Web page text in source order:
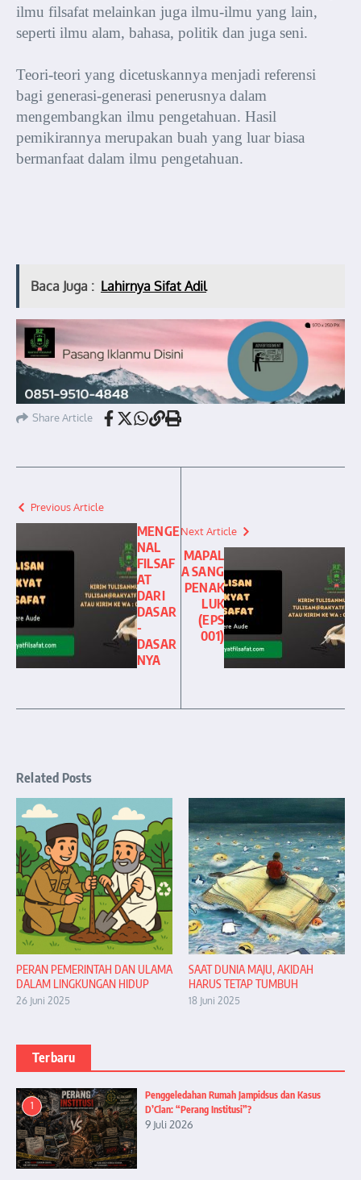
ilmu filsafat melainkan juga ilmu-ilmu yang lain,
seperti ilmu alam, bahasa, politik dan juga seni.
Teori-teori yang dicetuskannya menjadi referensi
bagi generasi-generasi penerusnya dalam
mengembangkan ilmu pengetahuan. Hasil
pemikirannya merupakan buah yang luar biasa
bermanfaat dalam ilmu pengetahuan.
Baca Juga : Lahirnya Sifat Adil
Share Article
Previous Article
MENGE
NAL
FILSAF
AT
DARI
DASAR
-
DASAR
NYA
Next Article
MAPAL
A SANG
PENAK
LUK
(EPS
001)
Related Posts
PERAN PEMERINTAH DAN ULAMA
DALAM LINGKUNGAN HIDUP
26 Juni 2025
SAAT DUNIA MAJU, AKIDAH
HARUS TETAP TUMBUH
18 Juni 2025
Terbaru
1
Penggeledahan Rumah Jampidsus dan Kasus
D’Clan: “Perang Institusi”?
9 Juli 2026